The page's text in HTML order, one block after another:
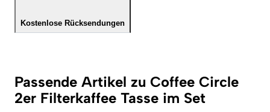
Kostenlose Rücksendungen
Passende Artikel zu Coffee Circle
2er Filterkaffee Tasse im Set